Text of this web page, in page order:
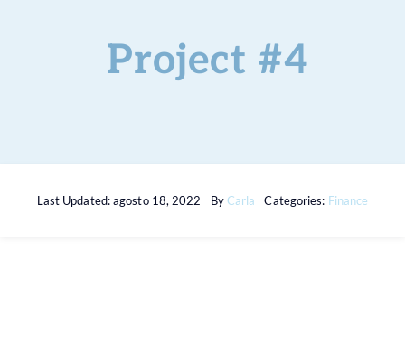
Preguntas
Blog
Project #4
Last Updated: agosto 18, 2022 ByCarla Categories: Finance